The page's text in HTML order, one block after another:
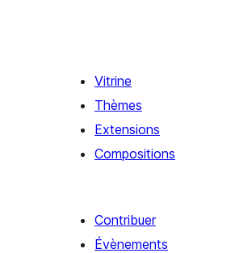
Vitrine
Thèmes
Extensions
Compositions
Contribuer
Évènements